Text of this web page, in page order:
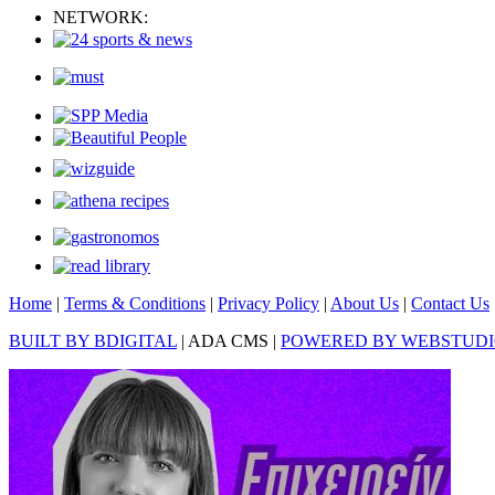
NETWORK:
Home | Terms & Conditions | Privacy Policy | About Us | Contact Us
BUILT BY BDIGITAL | ADA CMS | POWERED BY